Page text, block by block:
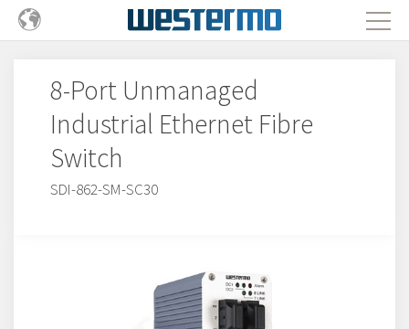
8-Port Unmanaged
Industrial Ethernet Fibre
Switch
SDI-862-SM-SC30